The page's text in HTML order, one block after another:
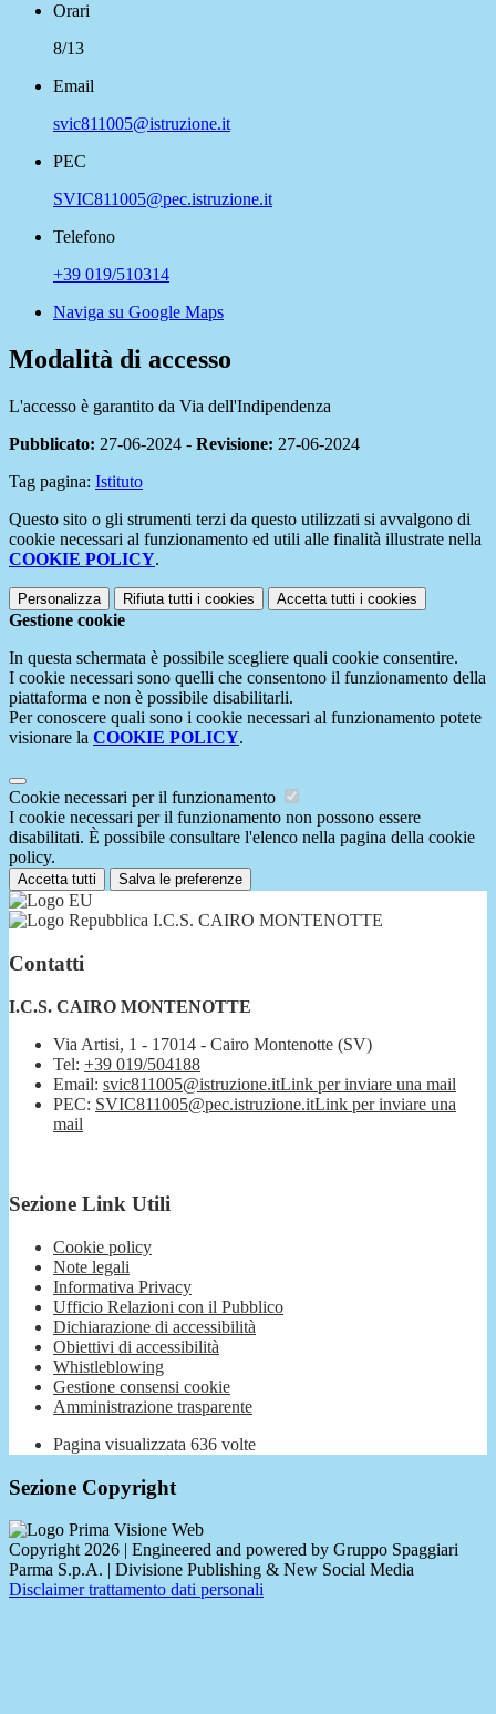
Orari
8/13
Email
svic811005@istruzione.it
PEC
SVIC811005@pec.istruzione.it
Telefono
+39 019/510314
Naviga su Google Maps
Modalità di accesso
L'accesso è garantito da Via dell'Indipendenza
Pubblicato: 27-06-2024 - Revisione: 27-06-2024
Tag pagina: Istituto
Questo sito o gli strumenti terzi da questo utilizzati si avvalgono di
cookie necessari al funzionamento ed utili alle finalità illustrate nella
COOKIE POLICY.
Personalizza Rifiuta tutti i cookies Accetta tutti i cookies
Gestione cookie
In questa schermata è possibile scegliere quali cookie consentire.
I cookie necessari sono quelli che consentono il funzionamento della
piattaforma e non è possibile disabilitarli.
Per conoscere quali sono i cookie necessari al funzionamento potete
visionare la COOKIE POLICY.
Cookie necessari per il funzionamento
I cookie necessari per il funzionamento non possono essere
disabilitati. È possibile consultare l'elenco nella pagina della cookie
policy.
Accetta tutti Salva le preferenze
I.C.S. CAIRO MONTENOTTE
Contatti
I.C.S. CAIRO MONTENOTTE
Via Artisi, 1 - 17014 - Cairo Montenotte (SV)
Tel: +39 019/504188
Email: svic811005@istruzione.itLink per inviare una mail
PEC: SVIC811005@pec.istruzione.itLink per inviare una
mail
Sezione Link Utili
Cookie policy
Note legali
Informativa Privacy
Ufficio Relazioni con il Pubblico
Dichiarazione di accessibilità
Obiettivi di accessibilità
Whistleblowing
Gestione consensi cookie
Amministrazione trasparente
Pagina visualizzata 636 volte
Sezione Copyright
Copyright 2026 | Engineered and powered by Gruppo Spaggiari
Parma S.p.A. | Divisione Publishing & New Social Media
Disclaimer trattamento dati personali